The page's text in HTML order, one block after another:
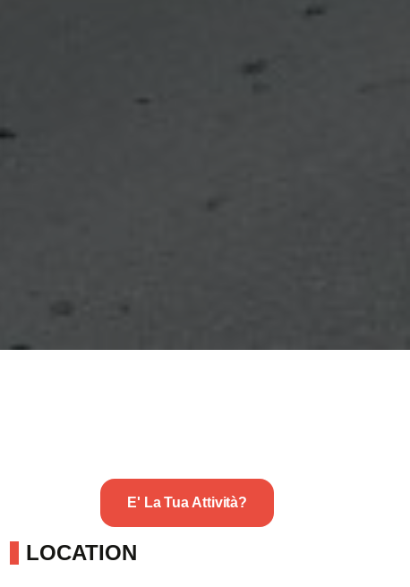
E' La Tua Attività?
LOCATION